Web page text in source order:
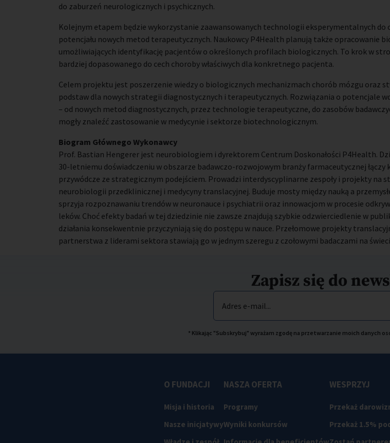
do zaburzeń neurologicznych i psychicznych.
Kolejnym etapem będzie wykorzystanie zaawansowanych technologii eksperymentalnych do
potencjału nowych metod terapeutycznych. Naukowcy P4Health planują także opracowanie
umożliwiających identyfikację pacjentów o określonych profilach biologicznych. To krok w
bardziej dopasowanego do cech choroby właściwych dla konkretnego pacjenta.
Celem projektu jest poszerzenie wiedzy o biologicznych mechanizmach chorób mózgu oraz
podstaw dla nowych strategii diagnostycznych i terapeutycznych. Rozwiązania o potencjale
– od nowych metod diagnostycznych, przez technologie terapeutyczne, do zasobów
mogły znaleźć zastosowanie w medycynie i sektorze biotechnologicznym.
Biogram Głównego Wykonawcy
Prof. Bastian Hengerer jest neurobiologiem i dyrektorem Centrum Doskonałości P4Health.
30-letniemu doświadczeniu w obszarze badawczo-rozwojowym branży farmaceutycznej łączy
przywódcze ze strategicznym podejściem. Prowadzi interdyscyplinarne zespoły i projekty na
neurobiologii przedklinicznej i medycyny translacyjnej. Buduje mosty między nauką a
sprzyja rozpoznawaniu trendów w neuronauce i psychiatrii oraz innowacjom w procesie
leków. Choć efekty badań w tej dziedzinie nie zawsze znajdują szybkie odzwierciedlenie w
działania konsekwentnie przyczyniają się do postępu w nauce. Przełomowe projekty
partnerstwa z liderami sektora stawiają go w jednym szeregu z czołowymi badaczami na
Zapisz się do
Adres e-mail...
* Klikając "Subskrybuj" wyrażam zgodę na przetwarzanie moich danych
O FUNDACJI
Misja i historia
Nasze inicjatywy
NASZA OFERTA
Programy
Wyniki konkursów
WESPRZYJ
Przekaż
Przekaż 1.5%